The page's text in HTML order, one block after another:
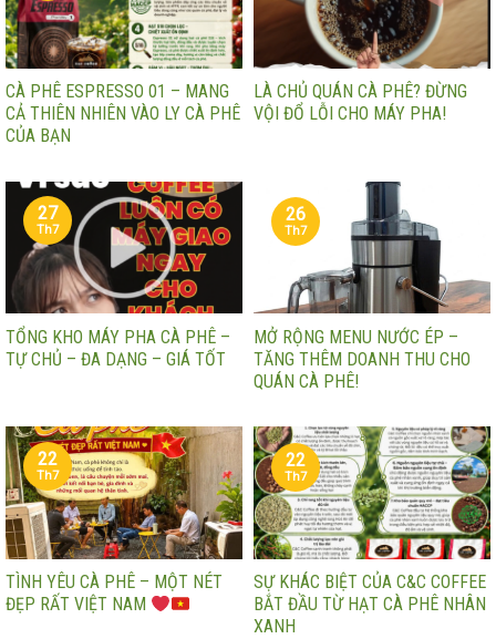
CÀ PHÊ ESPRESSO 01 – MANG
CẢ THIÊN NHIÊN VÀO LY CÀ PHÊ
CỦA BẠN
LÀ CHỦ QUÁN CÀ PHÊ? ĐỪNG
VỘI ĐỔ LỖI CHO MÁY PHA!
TỔNG KHO MÁY PHA CÀ PHÊ –
TỰ CHỦ – ĐA DẠNG – GIÁ TỐT
27
Th7
MỞ RỘNG MENU NƯỚC ÉP –
TĂNG THÊM DOANH THU CHO
QUÁN CÀ PHÊ!
26
Th7
TÌNH YÊU CÀ PHÊ – MỘT NÉT
ĐẸP RẤT VIỆT NAM
22
Th7
SỰ KHÁC BIỆT CỦA C&C COFFEE
BẮT ĐẦU TỪ HẠT CÀ PHÊ NHÂN
XANH
22
Th7